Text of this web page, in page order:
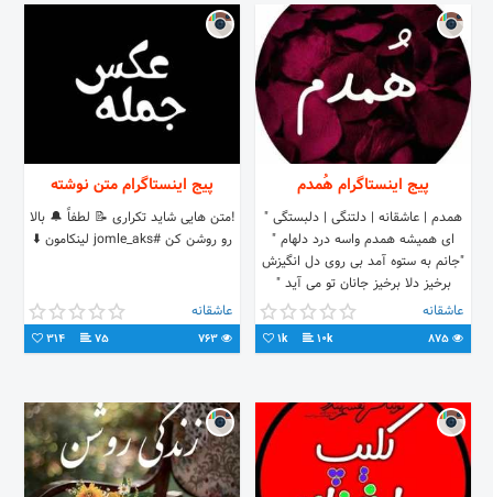
تمام ماجرا نیست ... 🧩برای دست یابی
به کلید های داستان تماشای کلیپ هارو
از دست ندید !! 🗝
پیج اینستاگرام هُمدم
همدم | عاشقانه | دلتنگی | دلبستگی "
ای‌ همیشه همدم‌ واسه درد‌ دلهام "
"جانم به ستوه آمد بی روی دل انگیزش
برخیز دلا برخیز جانان تو می آید "
عاشقانه
10k
1k
پیج اینستاگرام متن نوشته
!متن هایی شاید تکراری 📝 لطفاً 🔔 بالا
رو روشن کن #jomle_aks لینکامون ⬇️
عاشقانه
75
314